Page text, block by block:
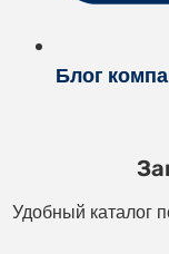
Блог
Удобный каталог